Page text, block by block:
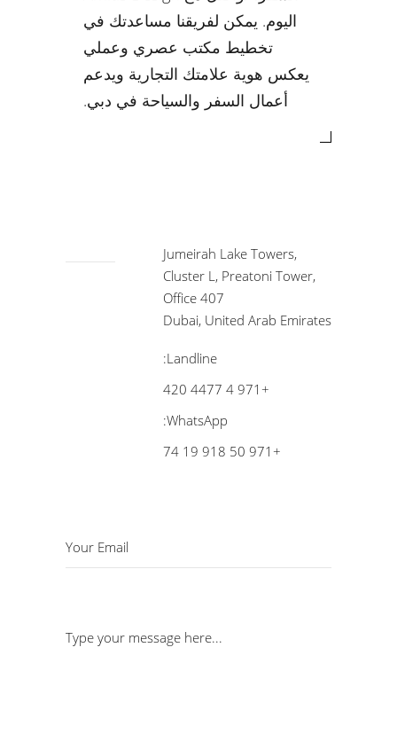
اليوم. يمكن لفريقنا مساعدتك في
تخطيط مكتب عصري وعملي
يعكس هوية علامتك التجارية ويدعم
أعمال السفر والسياحة في دبي.
Jumeirah Lake Towers,
Cluster L, Preatoni Tower,
Office 407
Dubai, United Arab Emirates
Landline:
+971 4 4477 420
WhatsApp:
+971 50 918 19 74